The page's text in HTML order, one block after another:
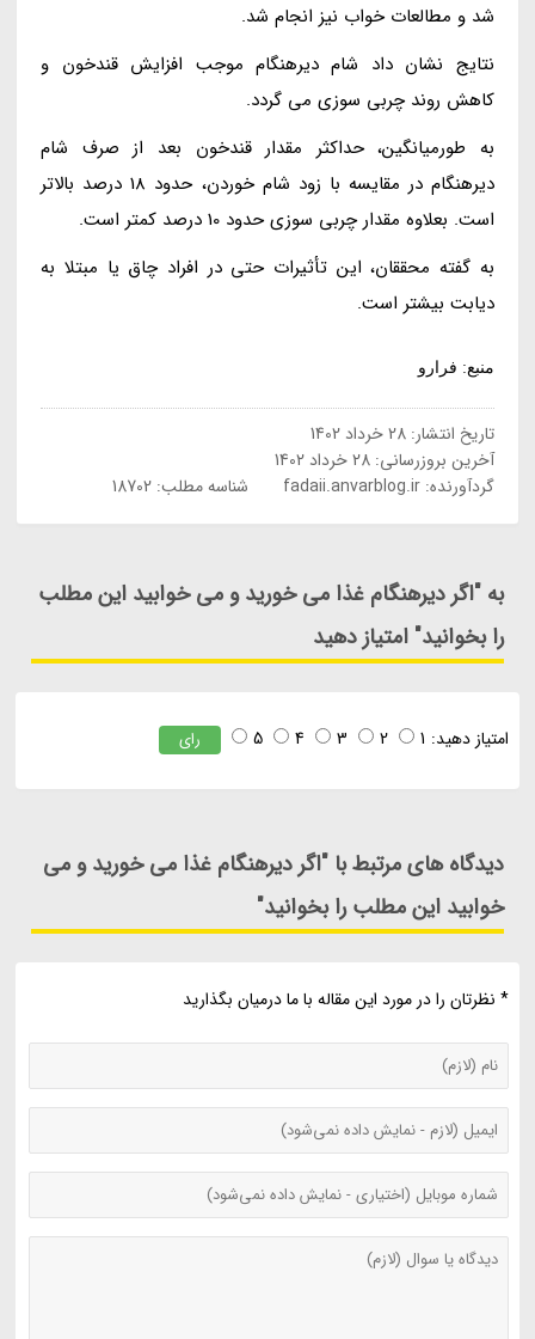
شد و مطالعات خواب نیز انجام شد.
نتایج نشان داد شام دیرهنگام موجب افزایش قندخون و
کاهش روند چربی سوزی می گردد.
به طورمیانگین، حداکثر مقدار قندخون بعد از صرف شام
دیرهنگام در مقایسه با زود شام خوردن، حدود 18 درصد بالاتر
است. بعلاوه مقدار چربی سوزی حدود 10 درصد کمتر است.
به گفته محققان، این تأثیرات حتی در افراد چاق یا مبتلا به
دیابت بیشتر است.
منبع: فرارو
تاریخ انتشار:28 خرداد 1402
آخرین بروزرسانی:28 خرداد 1402
گردآورنده:fadaii.anvarblog.ir شناسه مطلب: 18702
به "اگر دیرهنگام غذا می خورید و می خوابید این مطلب
را بخوانید" امتیاز دهید
امتیاز دهید: 1
2
3
4
5 رای
دیدگاه های مرتبط با "اگر دیرهنگام غذا می خورید و می
خوابید این مطلب را بخوانید"
* نظرتان را در مورد این مقاله با ما درمیان بگذارید